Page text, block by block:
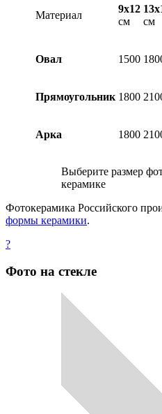
Материал
9х12
см
см
Овал 1500
Прямоугольник 1800
Арка 1800
Выберите размер
керамике
Фотокерамика Российского
формы керамики.
?
Фото на стекле